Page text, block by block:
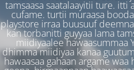
tamsaasa saatalaayitii ture. itti
cufame. turtii muraasa
playstore irraa buusuuf
kan torbanitti guyyaa lama
miidiyaalee hawaasummaa
dhimma miidiyaa kanaa
hawaasaa gahaan argame